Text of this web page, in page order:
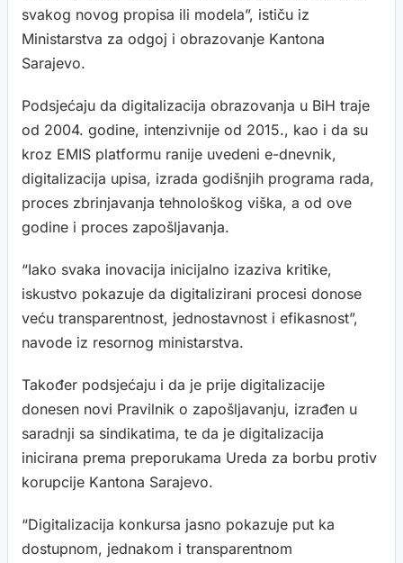
svakog novog propisa ili modela”, ističu iz
Ministarstva za odgoj i obrazovanje Kantona
Sarajevo.
Podsjećaju da digitalizacija obrazovanja u BiH traje
od 2004. godine, intenzivnije od 2015., kao i da su
kroz EMIS platformu ranije uvedeni e-dnevnik,
digitalizacija upisa, izrada godišnjih programa rada,
proces zbrinjavanja tehnološkog viška, a od ove
godine i proces zapošljavanja.
“Iako svaka inovacija inicijalno izaziva kritike,
iskustvo pokazuje da digitalizirani procesi donose
veću transparentnost, jednostavnost i efikasnost”,
navode iz resornog ministarstva.
Također podsjećaju i da je prije digitalizacije
donesen novi Pravilnik o zapošljavanju, izrađen u
saradnji sa sindikatima, te da je digitalizacija
inicirana prema preporukama Ureda za borbu protiv
korupcije Kantona Sarajevo.
“Digitalizacija konkursa jasno pokazuje put ka
dostupnom, jednakom i transparentnom